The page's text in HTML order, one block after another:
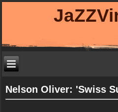
Nelson Oliver: 'Swiss